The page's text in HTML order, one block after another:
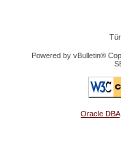
Powered by vBulletin®
Oracle DBA